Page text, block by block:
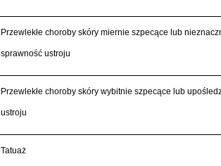
Przewlekłe choroby skóry miernie szpecące lub
sprawność ustroju
Przewlekłe choroby skóry wybitnie szpecące lub
ustroju
Tatuaż